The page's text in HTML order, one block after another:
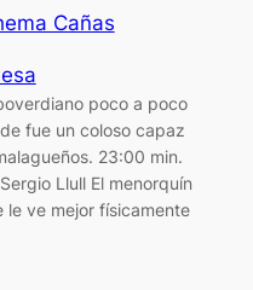
Cañas
poco a poco
fue un coloso capaz
23:00 min.
Llull El menorquín
le ve mejor físicamente